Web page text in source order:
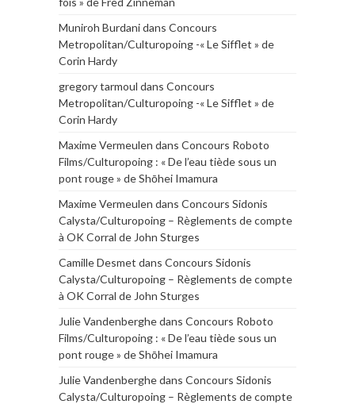
Muniroh Burdanidans Concours
Metropolitan/Culturopoing -« Le Sifflet » de
Corin Hardy
gregory tarmoul dans Concours
Metropolitan/Culturopoing -« Le Sifflet » de
Corin Hardy
Maxime Vermeulen dans Concours Roboto
Films/Culturopoing : « De l’eau tiède sous un
pont rouge » de Shōhei Imamura
Maxime Vermeulen dans Concours Sidonis
Calysta/Culturopoing – Règlements de compte
à OK Corral de John Sturges
Camille Desmet dans Concours Sidonis
Calysta/Culturopoing – Règlements de compte
à OK Corral de John Sturges
Julie Vandenberghedans Concours Roboto
Films/Culturopoing : « De l’eau tiède sous un
pont rouge » de Shōhei Imamura
Julie Vandenberghedans Concours Sidonis
Calysta/Culturopoing – Règlements de compte